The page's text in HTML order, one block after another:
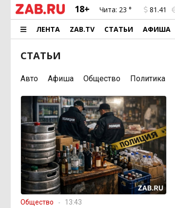
18+ Чита: 23 ° 81.41
ЛЕНТА ZAB.TV СТАТЬИ АФИША
СТАТЬИ
Авто Афиша Общество Политика
Общество 13:43